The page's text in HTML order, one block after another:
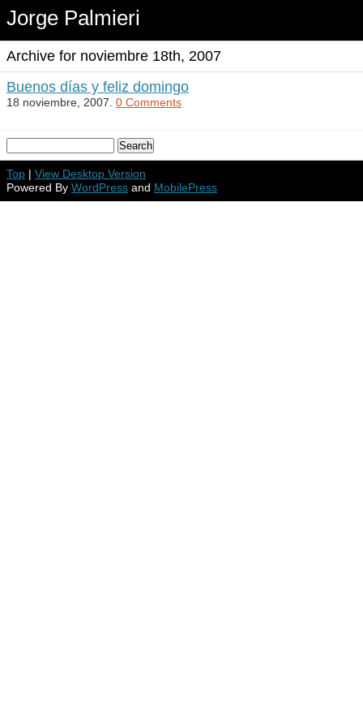
Jorge Palmieri
Archive for noviembre 18th, 2007
Buenos días y feliz domingo
18 noviembre, 2007. 0 Comments
Top | View Desktop Version
Powered By WordPress and MobilePress